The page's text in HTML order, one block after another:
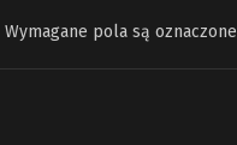
Wymagane pola są oznaczone